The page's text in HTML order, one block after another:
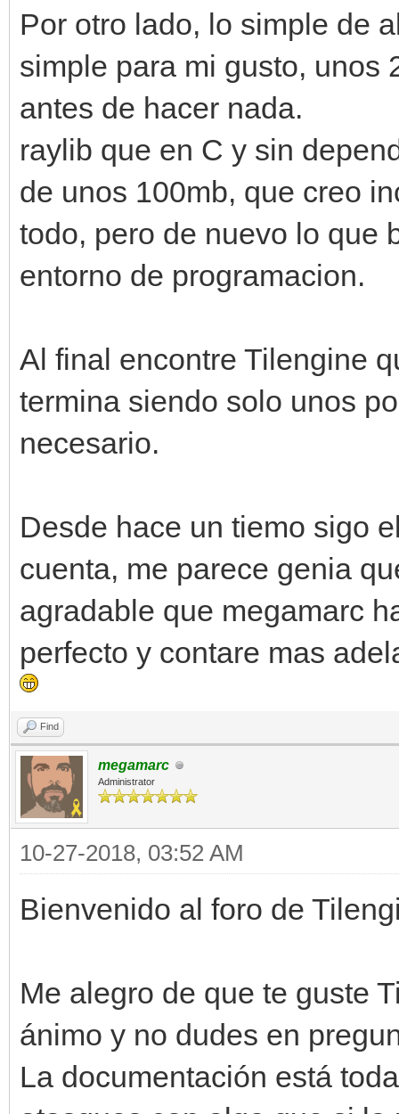
Por otro lado, lo simple de
simple para mi gusto, unos
antes de hacer nada.
raylib que en C y sin
de unos 100mb, que creo
todo, pero de nuevo lo que
entorno de programacion.
Al final encontre Tilengine
termina siendo solo unos
necesario.
Desde hace un tiemo sigo
cuenta, me parece genia
agradable que megamarc
perfecto y contare mas
Find
megamarc
Administrator
10-27-2018, 03:52 AM
Bienvenido al foro de
Me alegro de que te guste
ánimo y no dudes en
La documentación está